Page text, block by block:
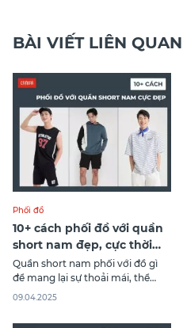
BÀI VIẾT LIÊN QUAN
Phối đồ
10+ cách phối đồ với quần
short nam đẹp, cực thời
trang
Quần short nam phối với đồ gì
để mang lại sự thoải mái, thể
hiện phong cách thời trang cá
và thời tiết ngày hè lẫn đông? Bài
09.04.2025